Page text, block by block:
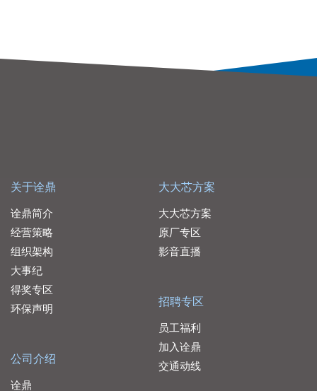
关于诠鼎
诠鼎简介
经营策略
组织架构
大事纪
得奖专区
环保声明
公司介绍
诠鼎
大大芯方案
大大芯方案
原厂专区
影音直播
招聘专区
员工福利
加入诠鼎
交通动线